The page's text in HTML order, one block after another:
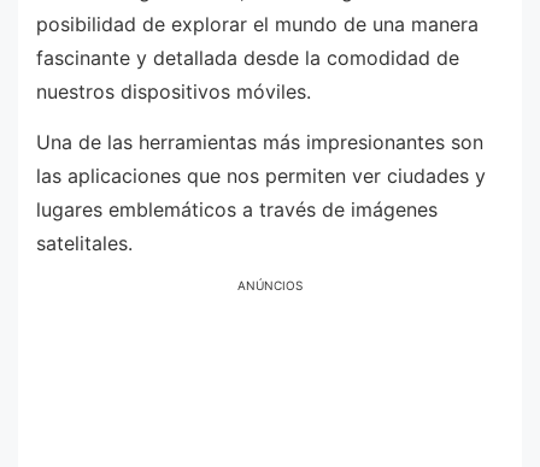
posibilidad de explorar el mundo de una manera
fascinante y detallada desde la comodidad de
nuestros dispositivos móviles.
Una de las herramientas más impresionantes son
las aplicaciones que nos permiten ver ciudades y
lugares emblemáticos a través de imágenes
satelitales.
ANÚNCIOS